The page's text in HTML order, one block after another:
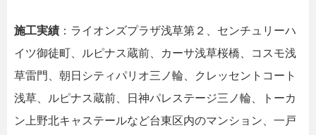
施工実績 ：ライオンズプラザ浅草第２、センチュリーハ
イツ御徒町、ルピナス蔵前、カーサ浅草桜橋、コスモ浅
草雷門、朝日シティパリオ三ノ輪、クレッセントコート
浅草、ルピナス蔵前、日神パレステージ三ノ輪、トーカ
ン上野北キャステールなど台東区内のマンション、一戸